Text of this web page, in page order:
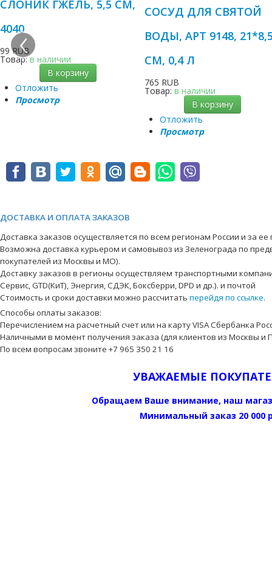
СЛОНИК ГЖЕЛЬ, 5,5 СМ,
4040
99 RUB
Товар:в наличии
В корзину
Отложить
Просмотр
СОСУД ДЛЯ СВЯТОЙ
ВОДЫ, АРТ 9148,
СМ, 0,4 Л
765 RUB
Товар:в наличии
В корзину
Отложить
Просмотр
‹
ДОСТАВКА И ОПЛАТА ЗАКАЗОВ
Доставка заказов осуществляется по всем регионам России и за
Возможна доставка курьером и самовывоз из Зеленограда по
покупателей из Москвы и МО).
Доставку заказов в регионы осуществляем транспортными
Сервис, GTD(КиТ), Энергия, СДЭК, Боксберри, DPD и др.). и почтой
Стоимость и сроки доставки можно рассчитать перейдя по ссылке.
Способы оплаты заказов:
Перечислением на расчетный счет или на карту VISA Сбербанка
Наличными в момент получения заказа (для клиентов из Москвы и
По всем вопросам звоните +7 965 350 21 16
УВАЖАЕМЫЕ
Обращаем Ваше внимание, наш
Минимальный заказ 20 000